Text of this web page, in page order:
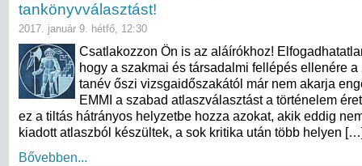
tankönyvválasztást!
2017. január 9. hétfő, 12:30
Csatlakozzon Ön is az aláírókhoz!
hogy a szakmai és társadalmi fellépés ellenére a
tanév őszi vizsgaidőszakától már nem akarja
EMMI a szabad atlaszválasztást a történelem
ez a tiltás hátrányos helyzetbe hozza azokat, akik eddig
kiadott atlaszból készültek, a sok kritika után több helyen
Bővebben...